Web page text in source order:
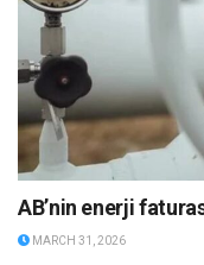
AB’nin enerji
MARCH 31, 2026